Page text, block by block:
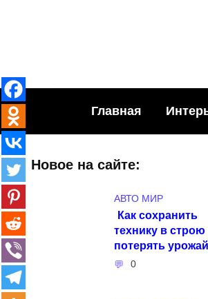
Главная
Новое на сайте:
АВТО МИР
Как сохранить
технику в строю
потерять урожай
0